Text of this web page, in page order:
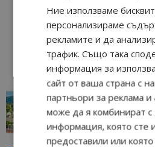
“Пощенска
отвъд очакваното
11/07/2026
Ние използваме
персонализираме
рекламите и да
трафик. Също така
информация за
сайт от ваша страна с
партньори за реклама и
може да я комбинират с
информация, която сте
предоставили или